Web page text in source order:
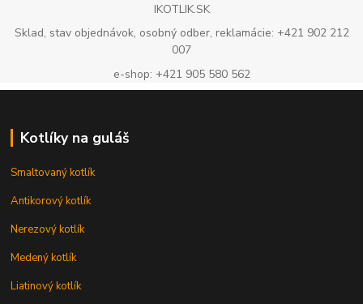
IKOTLIK.SK
Sklad, stav objednávok, osobný odber, reklamácie: +421 902 212
007
e-shop: +421 905 580 562
Kotlíky na guláš
Smaltovaný kotlík
Antikorový kotlík
Nerezový kotlík
Medený kotlík
Liatinový kotlík